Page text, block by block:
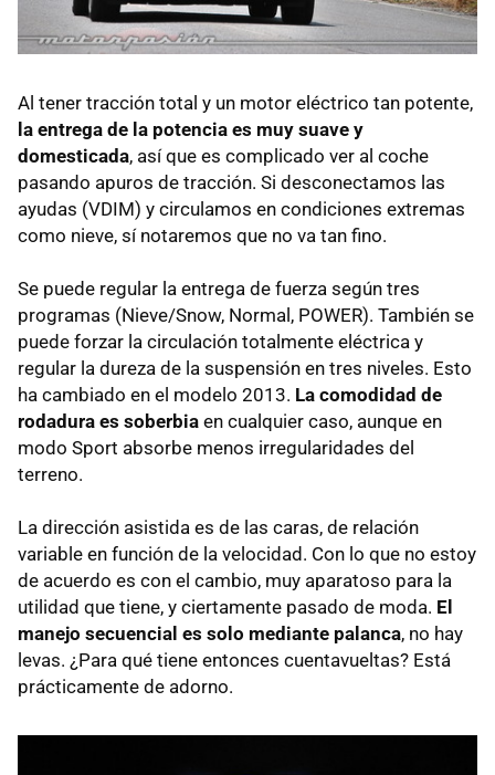
Al tener tracción total y un motor eléctrico tan potente,
la entrega de la potencia es muy suave y
domesticada, así que es complicado ver al coche
pasando apuros de tracción. Si desconectamos las
ayudas (VDIM) y circulamos en condiciones extremas
como nieve, sí notaremos que no va tan fino.
Se puede regular la entrega de fuerza según tres
programas (Nieve/Snow, Normal, POWER). También se
puede forzar la circulación totalmente eléctrica y
regular la dureza de la suspensión en tres niveles. Esto
ha cambiado en el modelo 2013. La comodidad de
rodadura es soberbia en cualquier caso, aunque en
modo Sport absorbe menos irregularidades del
terreno.
La dirección asistida es de las caras, de relación
variable en función de la velocidad. Con lo que no estoy
de acuerdo es con el cambio, muy aparatoso para la
utilidad que tiene, y ciertamente pasado de moda. El
manejo secuencial es solo mediante palanca, no hay
levas. ¿Para qué tiene entonces cuentavueltas? Está
prácticamente de adorno.